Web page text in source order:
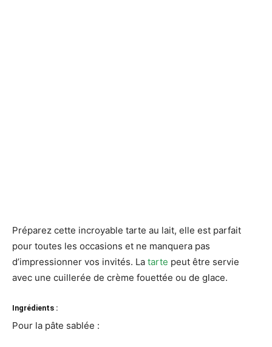
Préparez cette incroyable tarte au lait, elle est parfait
pour toutes les occasions et ne manquera pas
d’impressionner vos invités. La tarte peut être servie
avec une cuillerée de crème fouettée ou de glace.
Ingrédients :
Pour la pâte sablée :